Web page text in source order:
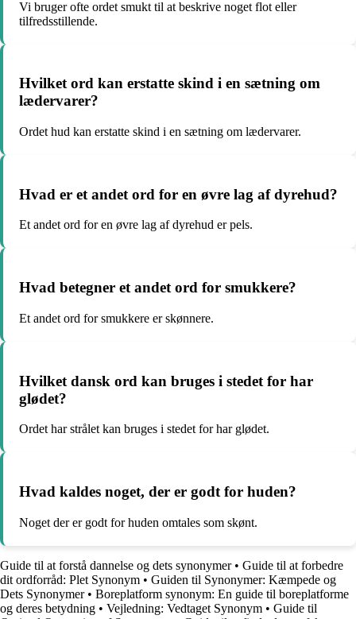
Vi bruger ofte ordet smukt til at beskrive noget flot eller
tilfredsstillende.
Hvilket ord kan erstatte skind i en sætning om
lædervarer?
Ordet hud kan erstatte skind i en sætning om lædervarer.
Hvad er et andet ord for en øvre lag af dyrehud?
Et andet ord for en øvre lag af dyrehud er pels.
Hvad betegner et andet ord for smukkere?
Et andet ord for smukkere er skønnere.
Hvilket dansk ord kan bruges i stedet for har
glødet?
Ordet har strålet kan bruges i stedet for har glødet.
Hvad kaldes noget, der er godt for huden?
Noget der er godt for huden omtales som skønt.
Guide til at forstå dannelse og dets synonymer• Guide til at forbedre
dit ordforråd: Plet Synonym • Guiden til Synonymer: Kæmpede og
Dets Synonymer• Boreplatform synonym: En guide til boreplatforme
og deres betydning • Vejledning: Vedtaget Synonym • Guide til